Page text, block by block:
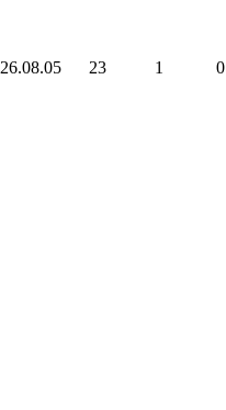
26.08.05 23 1 0